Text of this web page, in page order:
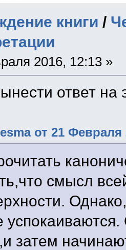
книги /
2016, 12:13 »
ответ на
от 21 Февраля
смысл
затем